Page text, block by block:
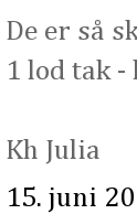
De er så
1 lod tak
Kh Julia
15. juni